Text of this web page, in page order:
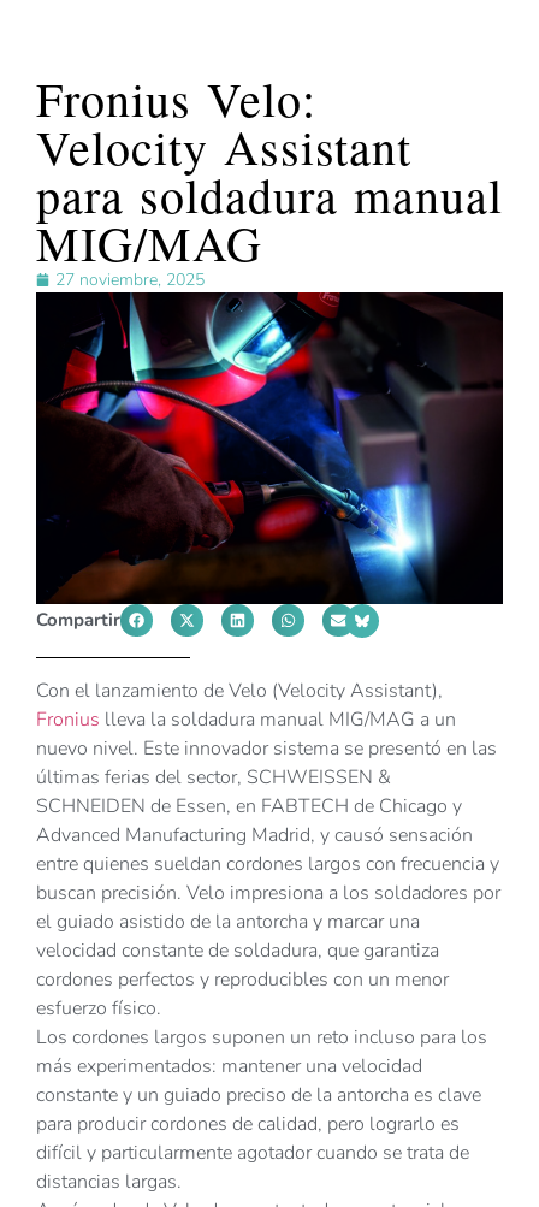
Fronius Velo:
Velocity Assistant
para soldadura manual
MIG/MAG
27 noviembre, 2025
Compartir
Con el lanzamiento de Velo (Velocity Assistant),
Fronius lleva la soldadura manual MIG/MAG a un
nuevo nivel. Este innovador sistema se presentó en las
últimas ferias del sector, SCHWEISSEN &
SCHNEIDEN de Essen, en FABTECH de Chicago y
Advanced Manufacturing Madrid, y causó sensación
entre quienes sueldan cordones largos con frecuencia y
buscan precisión. Velo impresiona a los soldadores por
el guiado asistido de la antorcha y marcar una
velocidad constante de soldadura, que garantiza
cordones perfectos y reproducibles con un menor
esfuerzo físico.
Los cordones largos suponen un reto incluso para los
más experimentados: mantener una velocidad
constante y un guiado preciso de la antorcha es clave
para producir cordones de calidad, pero lograrlo es
difícil y particularmente agotador cuando se trata de
distancias largas.